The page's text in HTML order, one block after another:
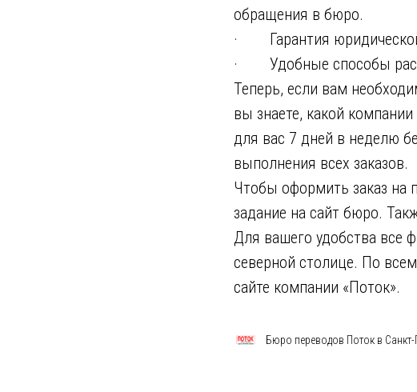
обращения в бюро.
· Гарантия юридической
· Удобные способы
Теперь, если вам
вы знаете, какой
для вас 7 дней в неделю
выполнения всех заказов.
Чтобы оформить заказ на
задание на сайт бюро.
Для вашего удобства все
северной столице. По
сайте компании «Поток».
Бюро переводов Поток в Санкт-